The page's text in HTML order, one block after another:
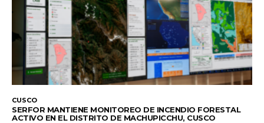
CUSCO
SERFOR MANTIENE MONITOREO DE INCENDIO FORESTAL
ACTIVO EN EL DISTRITO DE MACHUPICCHU, CUSCO